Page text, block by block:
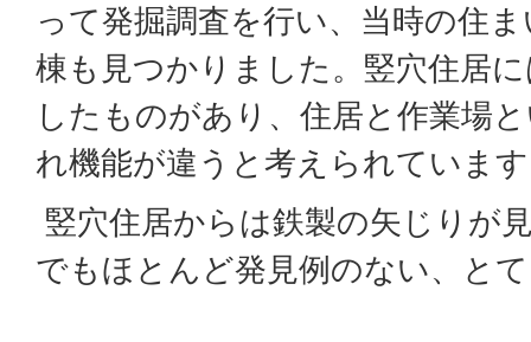
って発掘調査を行い、当時の住
棟も見つかりました。竪穴住居
したものがあり、住居と作業場
れ機能が違うと考えられていま
竪穴住居からは鉄製の矢じりが
でもほとんど発見例のない、と